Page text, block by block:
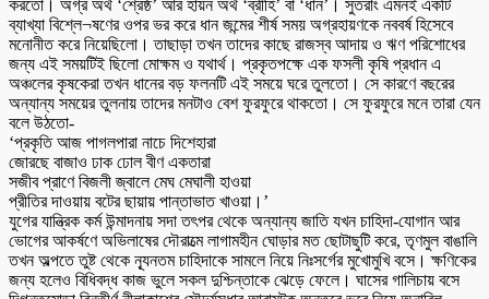
করতো। অগ্র অর্থ ‘শ্রেষ্ঠ’ আর হায়ন অর্থ ‘ব্রীহি’ বা ‘ধান’। সুতরাং এমনই একটি
ব্যাখ্যা বিশ্লে¬ষণের ওপর ভর করে ধান জন্মের শীর্ষ সময় অগ্রহায়ণকে নববর্ষ হিসেবে
মনোনীত করে নিয়েছিলো। তাছাড়া তখন তাদের কাছে রাজস্ব আদায় ও ঋণ পরিশোধের
জন্য এই সময়টিই ছিলো মোক্ষম ও যথার্থ। প্রকৃতপক্ষে এক ফসলী কৃষি প্রধান এ
অঞ্চলের কৃষকেরা তখন ধানের বড় ফলনটি এই সময়ে ঘরে তুলতো। সে কারণে বছরের
অন্যান্য সময়ের তুলনায় তাদের মনটাও বেশ ফুরফুরে থাকতো। সে ফুরফুরে মনে তারা যেন
বলে উঠতো-
‘প্রকৃতি আজ পাগলপারা নাচে দিশেহারা
জোরছে বাজাও ঢাক ঢোল বীণ একতারা
সজীব প্রাণে বিজলী জ্বালে মেঘ মেঘালী হাওয়া
প্রীতির দাওয়ায় বটের ছায়ায় পান্তাভাত খাওয়া।’
যুগের যান্ত্রিক কর্ম উন্মাদনায় সদা তৎপর থেকে অন্যান্য জাতি যখন চাহিদা-যোগান আর
ভোগের আকর্ষণে অভিলাষের দৌরাত্মে লাগামহীন ঘোড়ার মত ছোটাছুটি করে, তৃণমুল বাঙালি
তখন অল্পতে তুষ্ট থেকে ন্যূনতম চাহিদাকে সামলে নিয়ে নিঃসর্গের মুখোমুখি বসে। ক্ষণিকের
জন্য হলেও বিধিবদ্ধ কাজ ভুলে সকল দুশ্চিন্তাকে ঝেড়ে ফেলে। ঘাসের গালিচায় বসে